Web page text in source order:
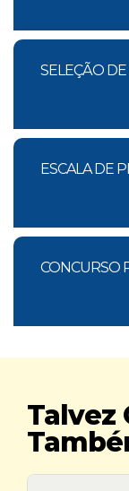
SELEÇÃO
ESCALA DE
CONCURSO
Talvez